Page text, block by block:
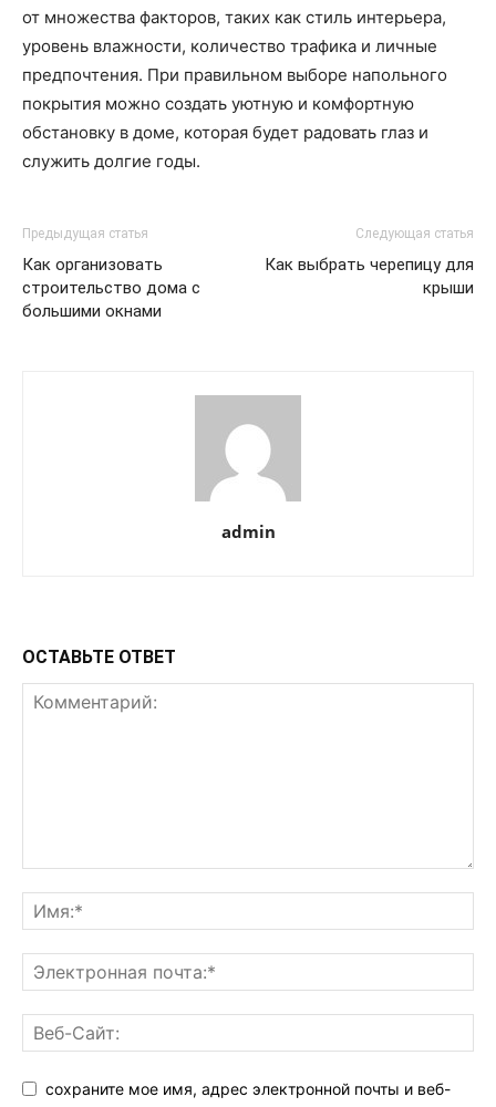
от множества факторов, таких как стиль интерьера,
уровень влажности, количество трафика и личные
предпочтения. При правильном выборе напольного
покрытия можно создать уютную и комфортную
обстановку в доме, которая будет радовать глаз и
служить долгие годы.
Предыдущая статья
Как организовать
строительство дома с
большими окнами
Следующая статья
Как выбрать черепицу для
крыши
admin
ОСТАВЬТЕ ОТВЕТ
сохраните мое имя, адрес электронной почты и веб-